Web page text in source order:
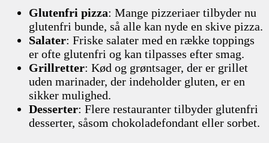
Glutenfri pizza: Mange pizzeriaer tilbyder nu
glutenfri bunde, så alle kan nyde en skive pizza.
Salater: Friske salater med en række toppings
er ofte glutenfri og kan tilpasses efter smag.
Grillretter: Kød og grøntsager, der er grillet
uden marinader, der indeholder gluten, er en
sikker mulighed.
Desserter: Flere restauranter tilbyder glutenfri
desserter, såsom chokoladefondant eller sorbet.